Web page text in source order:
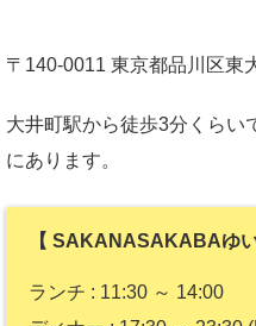
〒140-0011 東京都品川区東
大井町駅から徒歩3分くらい
にあります。
【 SAKANASAKABAゆ
ランチ : 11:30 ～ 14:00